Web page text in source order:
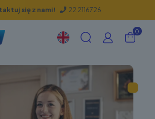
się z nami! 22 2116726
0